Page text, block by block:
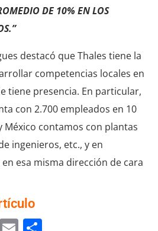
DE 10% EN LOS
destacó que Thales tiene la
competencias locales en
tiene presencia. En particular,
con 2.700 empleados en 10
México contamos con plantas
ingenieros, etc., y en
esa misma dirección de cara